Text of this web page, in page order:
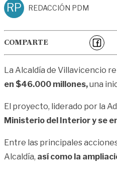
RP REDACCIÓN PDM
COMPARTE
La Alcaldía de Villavicencio
en $46.000 millones,una
El proyecto, liderado por la
Ministerio del Interior y se
Entre las principales
Alcaldía, así como la